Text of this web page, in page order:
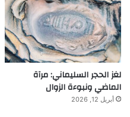
لغز الحجر السليماني: مرآة
الماضي ونبوءة الزوال
أبريل 12, 2026